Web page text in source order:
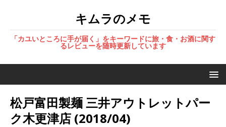
キムラのメモ
「カユいところに手が届く」をキーワードに旅・食・お酒に関す
るレビューを随時更新しています
松戸富田製麺 三井アウトレットパー
ク木更津店 (2018/04)